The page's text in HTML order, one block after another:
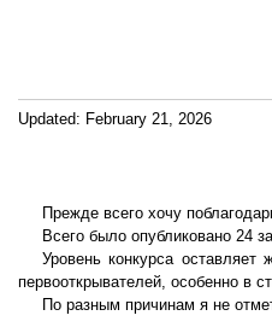
Updated: February 21, 2026
Прежде всего хочу
Всего было опубликовано 24
Уровень конкурса
первооткрывателей, особенно в
По разным причинам я не